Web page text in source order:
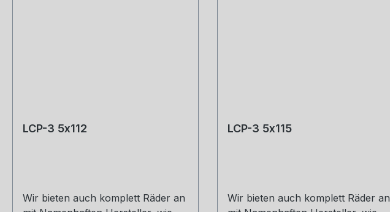
LCP-3 5x112
Wir bieten auch komplett Räder an
LCP-3 5x115
Wir bieten auch komplett Räder an